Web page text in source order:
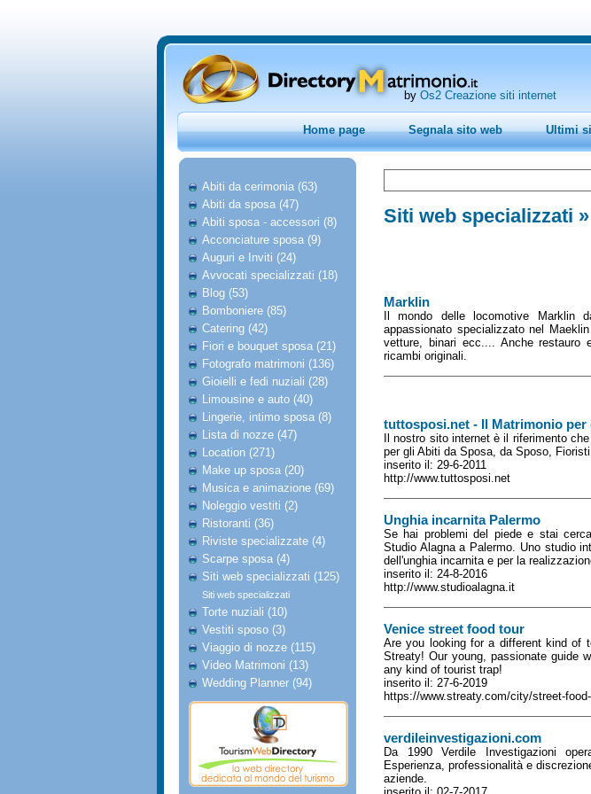
by Os2 Creazione siti internet
Home page Segnala sito web Ultimi
Abiti da cerimonia (63)
Abiti da sposa (47)
Abiti sposa - accessori (8)
Acconciature sposa (9)
Auguri e Inviti (24)
Avvocati specializzati (18)
Blog (53)
Bomboniere (85)
Catering (42)
Fiori e bouquet sposa (21)
Fotografo matrimoni (136)
Gioielli e fedi nuziali (28)
Limousine e auto (40)
Lingerie, intimo sposa (8)
Lista di nozze (47)
Location (271)
Make up sposa (20)
Musica e animazione (69)
Noleggio vestiti (2)
Ristoranti (36)
Riviste specializzate (4)
Scarpe sposa (4)
Siti web specializzati (125)
Siti web specializzati
Torte nuziali (10)
Vestiti sposo (3)
Viaggio di nozze (115)
Video Matrimoni (13)
Wedding Planner (94)
Siti web specializzati
Marklin
Il mondo delle locomotive
appassionato specializzato nel
vetture, binari ecc.... Anche
ricambi originali.
tuttosposi.net - Il Matrimonio
Il nostro sito internet è il riferimento
per gli Abiti da Sposa, da Sposo,
inserito il: 29-6-2011
http://www.tuttosposi.net
Unghia incarnita Palermo
Se hai problemi del piede e stai
Studio Alagna a Palermo. Uno studio
dell'unghia incarnita e per la
inserito il: 24-8-2016
http://www.studioalagna.it
Venice street food tour
Are you looking for a different kind of
Streaty! Our young, passionate guide
any kind of tourist trap!
inserito il: 27-6-2019
https://www.streaty.com/city/street-
verdileinvestigazioni.com
Da 1990 Verdile Investigazioni
Esperienza, professionalità e
aziende.